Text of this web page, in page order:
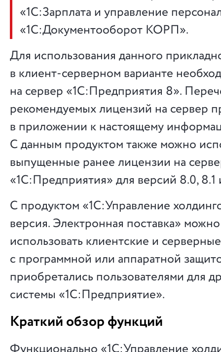
«1С:Зарплата и управление
«1С:Документооборот КОРП».
Для использования данного
в клиент-серверном варианте
на сервер «1С:Предприятия 8».
рекомендуемых лицензий на сервер
в приложении к настоящему
С данным продуктом также можно
выпущенные ранее лицензии на
«1С:Предприятия» для версий 8.0,
С продуктом «1С:Управление
версия. Электронная поставка»
использовать клиентские и
с программной или аппаратной
приобретались пользователями для
системы «1С:Предприятие».
Краткий обзор функций